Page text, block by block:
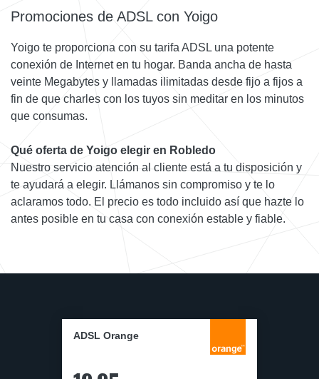
Promociones de ADSL con Yoigo
Yoigo te proporciona con su tarifa ADSL una potente
conexión de Internet en tu hogar. Banda ancha de hasta
veinte Megabytes y llamadas ilimitadas desde fijo a fijos a
fin de que charles con los tuyos sin meditar en los minutos
que consumas.
Qué oferta de Yoigo elegir en Robledo
Nuestro servicio atención al cliente está a tu disposición y
te ayudará a elegir. Llámanos sin compromiso y te lo
aclaramos todo. El precio es todo incluido así que hazte lo
antes posible en tu casa con conexión estable y fiable.
ADSL Orange